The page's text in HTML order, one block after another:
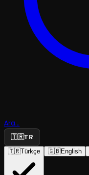
Ara...
🇹🇷TR
🇹🇷Türkçe 🇬🇧English